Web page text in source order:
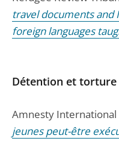
travel documents and
foreign languages
Détention et torture
Amnesty International
jeunes peut-être